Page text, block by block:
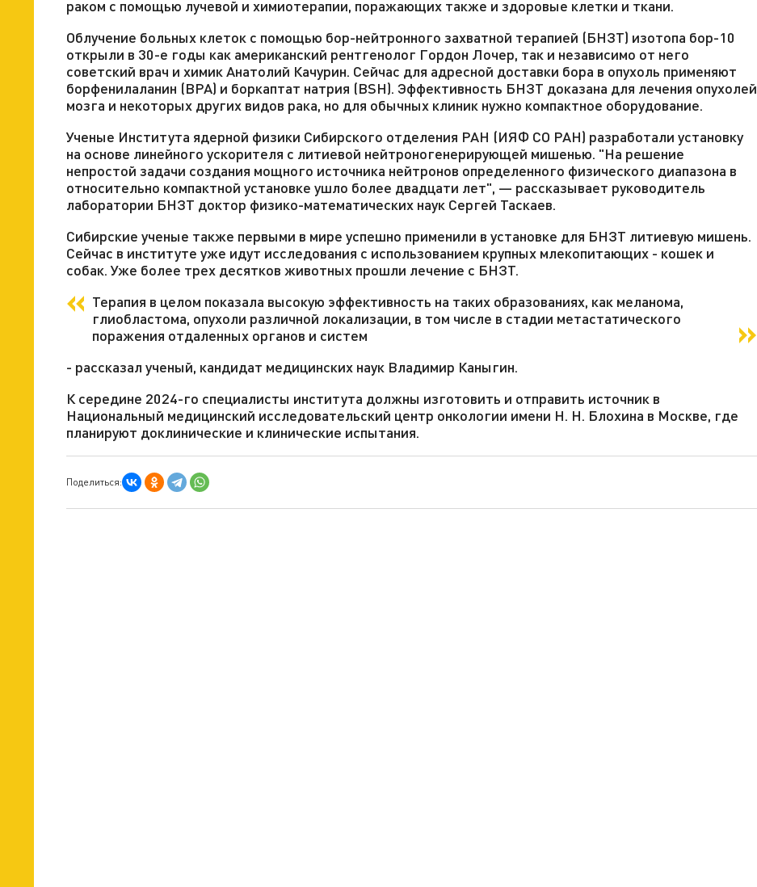
раком с помощью лучевой и химиотерапии, поражающих также и здоровые клетки и ткани.
Облучение больных клеток с помощью бор-нейтронного захватной терапией (БНЗТ) изотопа бор-10
открыли в 30-е годы как американский рентгенолог Гордон Лочер, так и независимо от него
советский врач и химик Анатолий Качурин. Сейчас для адресной доставки бора в опухоль применяют
борфенилаланин (BPA) и боркаптат натрия (BSH). Эффективность БНЗТ доказана для лечения опухолей
мозга и некоторых других видов рака, но для обычных клиник нужно компактное оборудование.
Ученые Института ядерной физики Сибирского отделения РАН (ИЯФ СО РАН) разработали установку
на основе линейного ускорителя с литиевой нейтроногенерирующей мишенью. "На решение
непростой задачи создания мощного источника нейтронов определенного физического диапазона в
относительно компактной установке ушло более двадцати лет", — рассказывает руководитель
лаборатории БНЗТ доктор физико-математических наук Сергей Таскаев.
Сибирские ученые также первыми в мире успешно применили в установке для БНЗТ литиевую мишень.
Сейчас в институте уже идут исследования с использованием крупных млекопитающих - кошек и
собак. Уже более трех десятков животных прошли лечение с БНЗТ.
Терапия в целом показала высокую эффективность на таких образованиях, как меланома,
глиобластома, опухоли различной локализации, в том числе в стадии метастатического
поражения отдаленных органов и систем
- рассказал ученый, кандидат медицинских наук Владимир Каныгин.
К середине 2024-го специалисты института должны изготовить и отправить источник в
Национальный медицинский исследовательский центр онкологии имени Н. Н. Блохина в Москве, где
планируют доклинические и клинические испытания.
Поделиться: